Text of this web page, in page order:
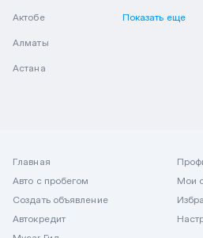
Актобе
Алматы
Астана
Показать еще
Главная
Авто с пробегом
Создать объявление
Автокредит
Мои